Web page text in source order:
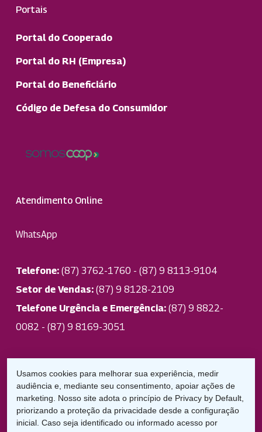
Portais
Portal do Cooperado
Portal do RH (Empresa)
Portal do Beneficiário
Código de Defesa do Consumidor
Atendimento Online
WhatsApp
Telefone:(87) 3762-1760 - (87) 9 8113-9104
Setor de Vendas:(87) 9 8128-2109
Telefone Urgência e Emergência:(87) 9 8822-
0082 - (87) 9 8169-3051
Andrade CRO 2934
Uniodonto Garanhuns
Usamos cookies para melhorar sua experiência, medir
audiência e, mediante seu consentimento, apoiar ações de
marketing. Nosso site adota o princípio de Privacy by Default,
priorizando a proteção da privacidade desde a configuração
inicial. Caso seja identificado ou informado acesso por